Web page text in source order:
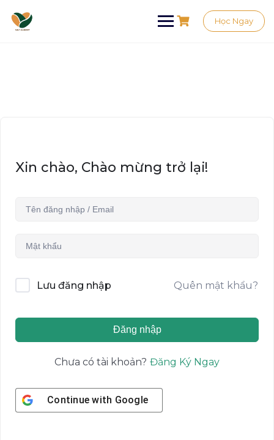
Học Ngay
Xin chào, Chào mừng trở lại!
Lưu đăng nhập Quên mật khẩu?
Đăng nhập
Chưa có tài khoản? Đăng Ký Ngay
Continue with Google